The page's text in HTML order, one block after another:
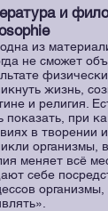
и
из
не сможет
жизнь,
и религия.
показать, при
в творении
организмы,
меняет всё
себе